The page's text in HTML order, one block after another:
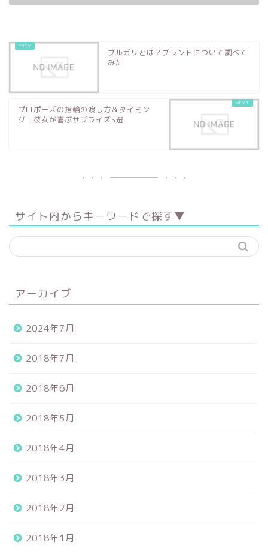
ブルガリとは？ブランドについて調べて
みた
プロポーズの指輪の渡し方＆タイミン
グ！彼女が喜ぶサプライズ5選
サイト内からキーワードで探す▼
アーカイブ
2024年7月
2018年7月
2018年6月
2018年5月
2018年4月
2018年3月
2018年2月
2018年1月